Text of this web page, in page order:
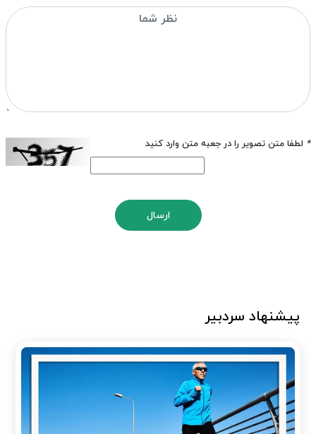
* لطفا متن تصویر را در جعبه متن وارد کنید
ارسال
پیشنهاد سردبیر